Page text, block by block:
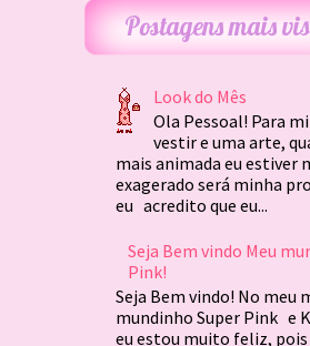
Postagens mais
Look do Mês
Ola Pessoal! Para
vestir e uma arte,
mais animada eu estiver
exagerado será minha
eu acredito que eu...
Seja Bem vindo Meu
Pink!
Seja Bem vindo! No meu
mundinho Super Pink e
eu estou muito feliz,